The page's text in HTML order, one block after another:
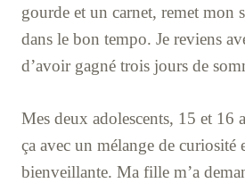
gourde et un carnet, remet mon
dans le bon tempo. Je reviens
d’avoir gagné trois jours de
Mes deux adolescents, 15 et 16
ça avec un mélange de curiosité
bienveillante. Ma fille m’a